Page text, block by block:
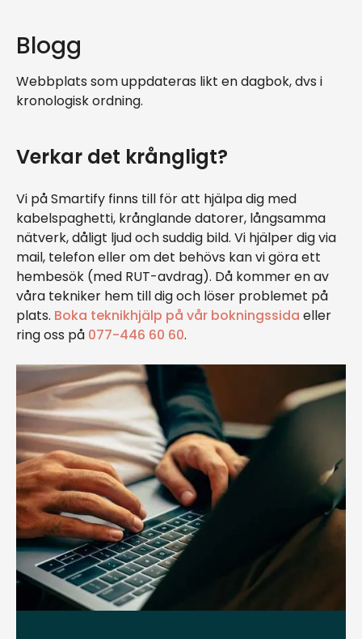
Blogg
Webbplats som uppdateras likt en dagbok, dvs i
kronologisk ordning.
Verkar det krångligt?
Vi på Smartify finns till för att hjälpa dig med
kabelspaghetti, krånglande datorer, långsamma
nätverk, dåligt ljud och suddig bild. Vi hjälper dig via
mail, telefon eller om det behövs kan vi göra ett
hembesök (med RUT-avdrag). Då kommer en av
våra tekniker hem till dig och löser problemet på
plats. Boka teknikhjälp på vår bokningssida eller
ring oss på 077-446 60 60.